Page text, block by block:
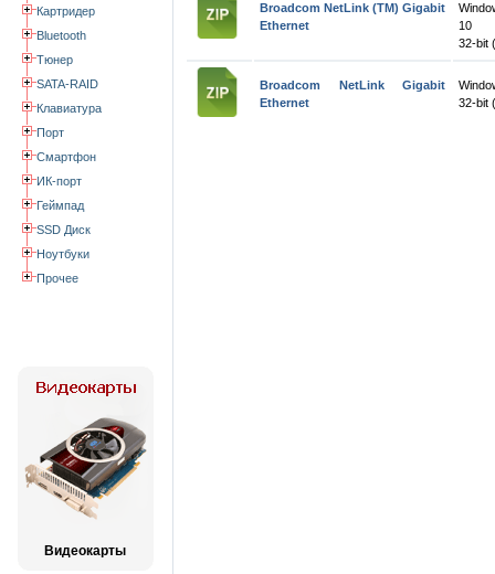
Картридер
Bluetooth
Тюнер
SATA-RAID
Клавиатура
Порт
Смартфон
ИК-порт
Геймпад
SSD Диск
Ноутбуки
Прочее
Видеокарты
Broadcom NetLink (TM) Gigabit
Ethernet
10
32-bit
Broadcom NetLink Gigabit
Ethernet
32-bit